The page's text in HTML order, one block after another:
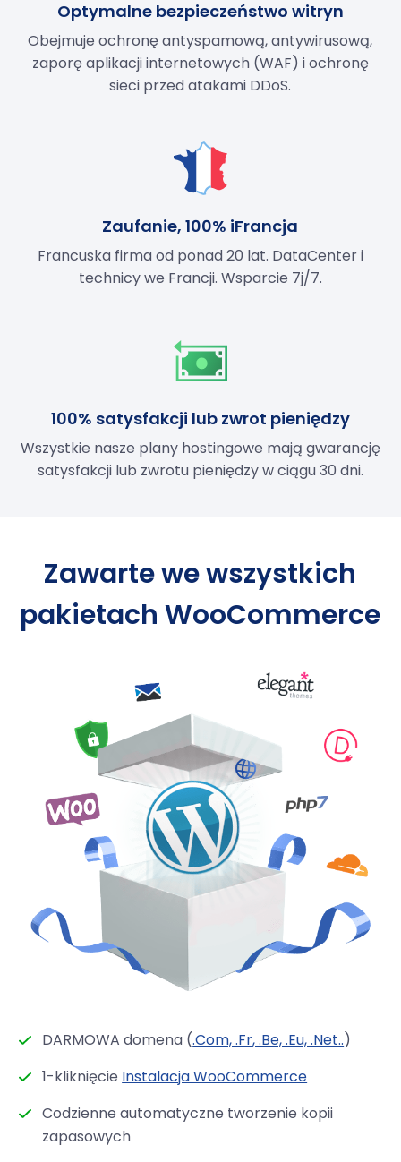
Optymalne bezpieczeństwo witryn
Obejmuje ochronę antyspamową, antywirusową,
zaporę aplikacji internetowych (WAF) i ochronę
sieci przed atakami DDoS.
Zaufanie, 100% iFrancja
Francuska firma od ponad 20 lat. DataCenter i
technicy we Francji. Wsparcie 7j/7.
100% satysfakcji lub zwrot pieniędzy
Wszystkie nasze plany hostingowe mają gwarancję
satysfakcji lub zwrotu pieniędzy w ciągu 30 dni.
Zawarte we wszystkich
pakietach WooCommerce
DARMOWA domena (.Com, .Fr, .Be, .Eu, .Net..)
1-kliknięcie Instalacja WooCommerce
Codzienne automatyczne tworzenie kopii
zapasowych